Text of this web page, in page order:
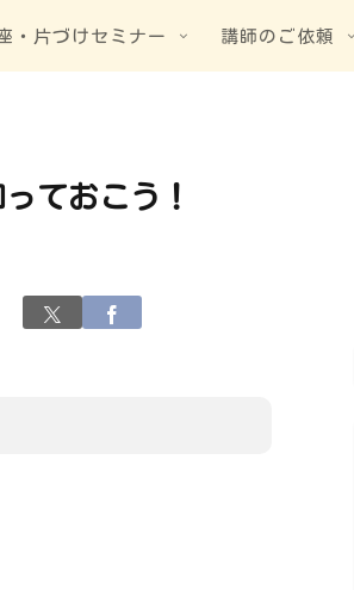
・片づけセミナー 講師のご依頼
ておこう！